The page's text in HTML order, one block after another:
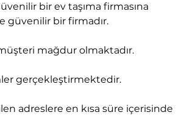
bir ev taşıma firmasına
güvenilir bir firmadır.
mağdur olmaktadır.
gerçekleştirmektedir.
adreslere en kısa süre içerisinde